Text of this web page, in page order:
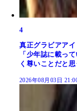
4
真正グラビアア
「少年誌に載っ
く尊いことだと思
2026年08月03日